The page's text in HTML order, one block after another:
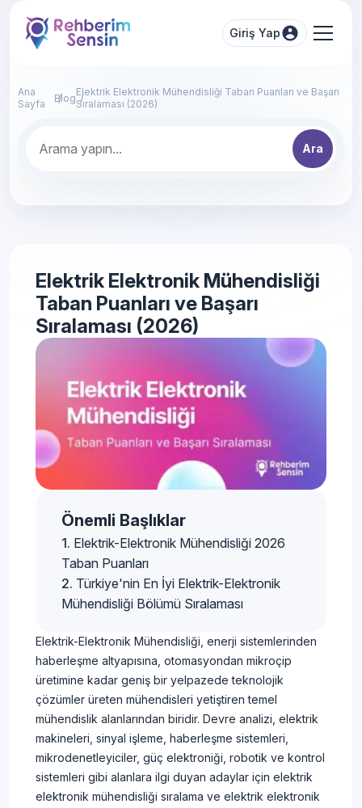
Giriş Yap
Ana
Sayfa
BlogElektrik Elektronik Mühendisliği Taban Puanları ve Başarı
Sıralaması (2026)
Ara
Elektrik Elektronik Mühendisliği
Taban Puanları ve Başarı
Sıralaması (2026)
Önemli Başlıklar
Elektrik-Elektronik Mühendisliği 2026
Taban Puanları
Türkiye'nin En İyi Elektrik-Elektronik
Mühendisliği Bölümü Sıralaması
Elektrik-Elektronik Mühendisliği, enerji sistemlerinden
haberleşme altyapısına, otomasyondan mikroçip
üretimine kadar geniş bir yelpazede teknolojik
çözümler üreten mühendisleri yetiştiren temel
mühendislik alanlarından biridir. Devre analizi, elektrik
makineleri, sinyal işleme, haberleşme sistemleri,
mikrodenetleyiciler, güç elektroniği, robotik ve kontrol
sistemleri gibi alanlara ilgi duyan adaylar için elektrik
elektronik mühendisliği sıralama ve elektrik elektronik